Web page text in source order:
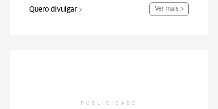
Quero divulgar Ver mais
PUBLICIDADE